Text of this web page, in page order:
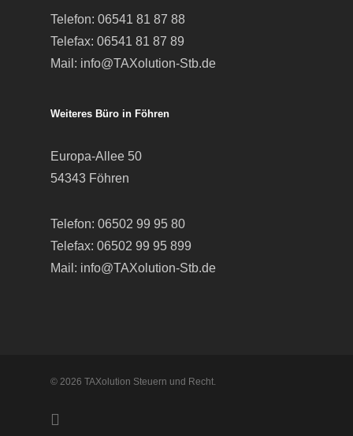
Telefon: 06541 81 87 88
Telefax: 06541 81 87 89
Mail: info@TAXolution-Stb.de
Weiteres Büro in Föhren
Europa-Allee 50
54343 Föhren
Telefon: 06502 99 95 80
Telefax: 06502 99 95 899
Mail: info@TAXolution-Stb.de
© 2026 TAXolution Steuern und Recht.
facebook